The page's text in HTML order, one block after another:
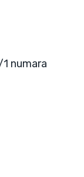
numara